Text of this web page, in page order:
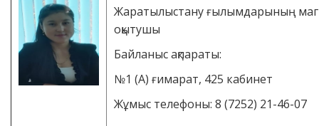
Жаратылыстану ғылымдарының
оқытушы
Байланыс ақпараты:
№1 (А) ғимарат, 425 кабинет
Жұмыс телефоны: 8 (7252) 21-46-07